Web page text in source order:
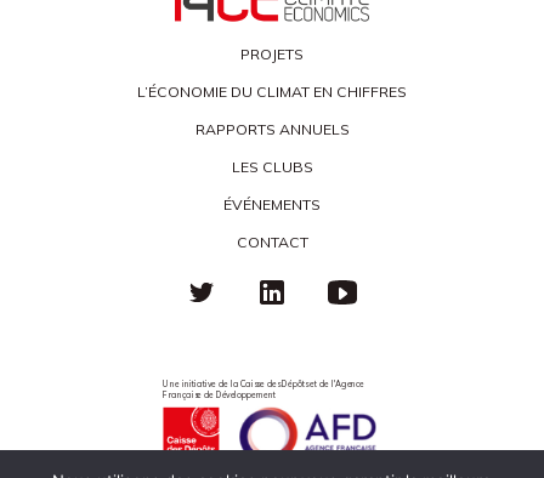
PROJETS
L’ÉCONOMIE DU CLIMAT EN CHIFFRES
RAPPORTS ANNUELS
LES CLUBS
ÉVÉNEMENTS
CONTACT
Une initiative de la Caisse des Dépôts et de l'Agence
Française de Développement